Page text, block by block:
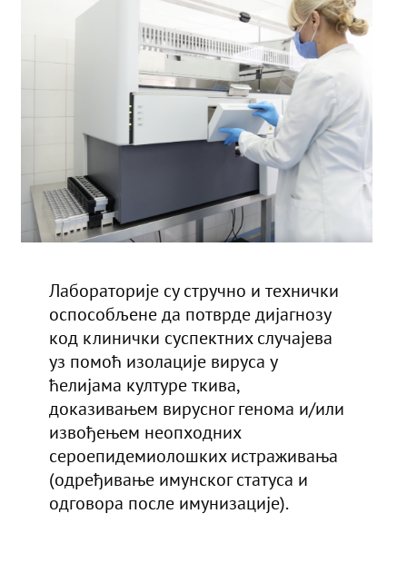
Лабораторије су стручно и технички
оспособљене да потврде дијагнозу
код клинички суспектних случајева
уз помоћ изолације вируса у
ћелијама културе ткива,
доказивањем вирусног генома и/или
извођењем неопходних
сероепидемиолошких истраживања
(одређивање имунског статуса и
одговора после имунизације).